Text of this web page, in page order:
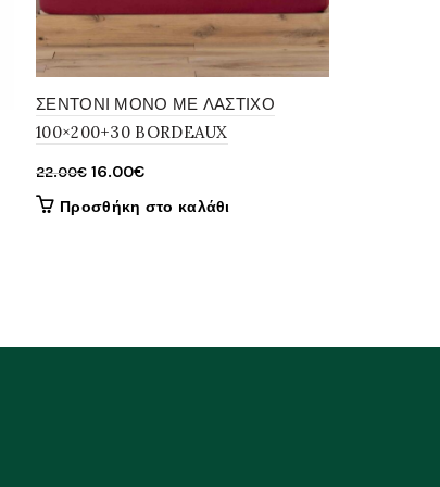
ΣΕΝΤΟΝΙ ΜΟΝΟ ΜΕ ΛΑΣΤΙΧΟ
100×200+30 BORDEAUX
22.00€ Original
price
16.00€Η
τρέχουσα
Προσθήκη στο καλάθι